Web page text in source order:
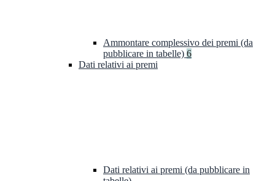
Ammontare complessivo dei premi (da
pubblicare in tabelle) 6
Dati relativi ai premi
Dati relativi ai premi (da pubblicare in